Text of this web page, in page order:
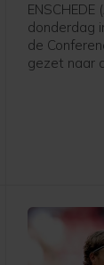
donderdag
de
gezet naar